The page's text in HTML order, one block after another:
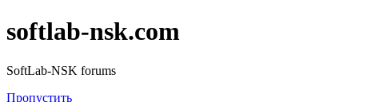
softlab-nsk.com
SoftLab-NSK forums
Пропустить